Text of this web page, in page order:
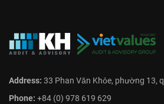
Address: 33 Phan Văn Khỏe, phường 13,
Phone: +84 (0) 978 619 629